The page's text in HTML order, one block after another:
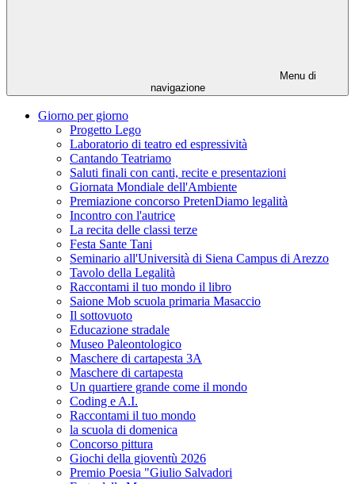
Menu di
navigazione
Giorno per giorno
Progetto Lego
Laboratorio di teatro ed espressività
Cantando Teatriamo
Saluti finali con canti, recite e presentazioni
Giornata Mondiale dell'Ambiente
Premiazione concorso PretenDiamo legalità
Incontro con l'autrice
La recita delle classi terze
Festa Sante Tani
Seminario all'Università di Siena Campus di Arezzo
Tavolo della Legalità
Raccontami il tuo mondo il libro
Saione Mob scuola primaria Masaccio
Il sottovuoto
Educazione stradale
Museo Paleontologico
Maschere di cartapesta 3A
Maschere di cartapesta
Un quartiere grande come il mondo
Coding e A.I.
Raccontami il tuo mondo
la scuola di domenica
Concorso pittura
Giochi della gioventù 2026
Premio Poesia "Giulio Salvadori